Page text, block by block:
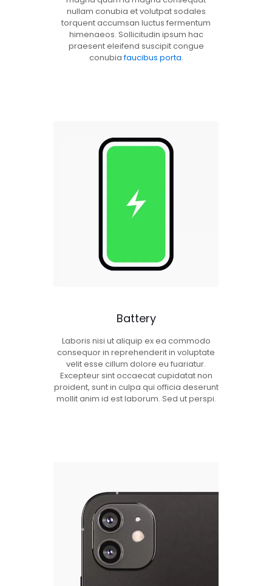
nullam conubia et volutpat sodales
torquent accumsan luctus fermentum
himenaeos. Sollicitudin ipsum hac
praesent eleifend suscipit congue
conubiafaucibus porta.
Battery
Laboris nisi ut aliquip ex ea commodo
consequor in reprehenderit in voluptate
velit esse cillum dolore eu fuariatur.
Excepteur sint occaecat cupidatat non
proident, sunt in culpa qui officia deserunt
mollit anim id est laborum. Sed ut perspi.